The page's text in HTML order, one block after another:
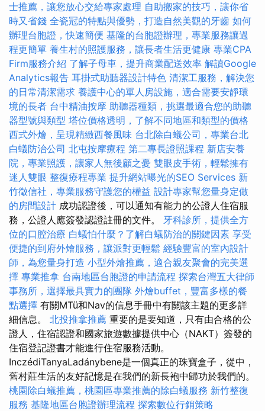
士推薦，讓您放心交給專家處理 自助搬家的技巧，讓你省
時又省錢 全瓷冠的特點與優勢，打造自然美觀的牙齒 如何
辦理台胞證，快速簡便 基隆的台胞證辦理，專業服務讓過
程更簡單 養生村的照護服務，讓長者生活更健康 專業CPA
Firm服務介紹 了解子母車，提升商業配送效率 解讀Google
Analytics報告 耳掛式助聽器設計特色 清潔工服務，解決您
的日常清潔需求 養護中心的單人房設施，適合需要安靜環
境的長者 台中精油按摩 助聽器種類，挑選最適合您的助聽
器型號與類型 塔位價格透明，了解不同地區和類型的價格
西式外燴，呈現精緻西餐風味 台北除白蟻公司，專業台北
白蟻防治公司 北屯按摩療程 第二專長證照課程 新店安養
院，專業照護，讓家人無後顧之憂 雙眼皮手術，輕鬆擁有
迷人雙眼 整復療程專業 提升網站曝光的SEO Services 新
竹徵信社，專業服務守護您的權益 設計專家幫您量身定做
的房間設計 成功認證後，可以通知有能力的公證人住宿服
務，公證人應簽發認證註冊的文件。 牙科診所，提供全方
位的口腔治療 白蟻怕什麼？了解白蟻防治的關鍵因素 享受
便捷的到府外燴服務，讓派對更輕鬆 經驗豐富的室內設計
師，為您量身打造 小型外燴推薦，適合親友聚會的完美選
擇 專業推拿 台南地區台胞證的申請流程 探索台灣五大律師
事務所，選擇最具實力的團隊 外燴buffet，豐富多樣的餐
點選擇 有關MTü和Nav的信息手冊中有關該主題的更多詳
細信息。 北投推拿推薦 重要的是要知道，只有由合格的公
證人，住宿認證和國家旅遊數據提供中心（NAKT）簽發的
住宿登記證書才能進行住宿服務活動。
InczédiTanyaLadánybene是一個真正的珠寶盒子，從中，
舊村莊生活的友好記憶是在我們的新長袍中歸功於我們的。
桃園除白蟻推薦，桃園區專業推薦的除白蟻服務 新竹整復
服務 基隆地區台胞證辦理流程 探索數位行銷策略